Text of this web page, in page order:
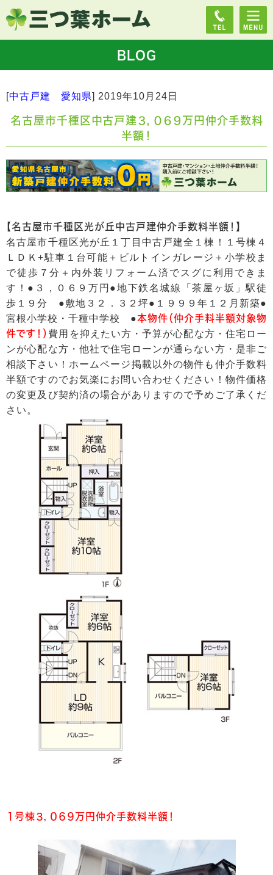
BLOG
[中古戸建 愛知県] 2019年10月24日
名古屋市千種区中古戸建３，０６９万円仲介手数料
半額！
【名古屋市千種区光が丘中古戸建仲介手数料半額！】
名古屋市千種区光が丘１丁目中古戸建全１棟！１号棟４
ＬＤＫ+駐車１台可能＋ビルトインガレージ＋小学校ま
で徒歩７分＋内外装リフォーム済でスグに利用できま
す！●３，０６９万円●地下鉄名城線「茶屋ヶ坂」駅徒
歩１９分 ●敷地３２．３２坪●１９９９年１２月新築●
宮根小学校・千種中学校 ●本物件（仲介手料半額対象物
件です！） 費用を抑えたい方・予算が心配な方・住宅ロー
ンが心配な方・他社で住宅ローンが通らない方・是非ご
相談下さい！ホームページ掲載以外の物件も仲介手数料
半額ですのでお気楽にお問い合わせください！物件価格
の変更及び契約済の場合がありますので予めご了承くだ
さい。
１号棟３，０６９万円仲介手数料半額！